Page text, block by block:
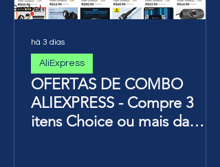
Gimbal
OFERTAS DE COMBO
ALIEXPRESS - Compre 3
itens Choice ou mais da
AliExpress
há 3 dias